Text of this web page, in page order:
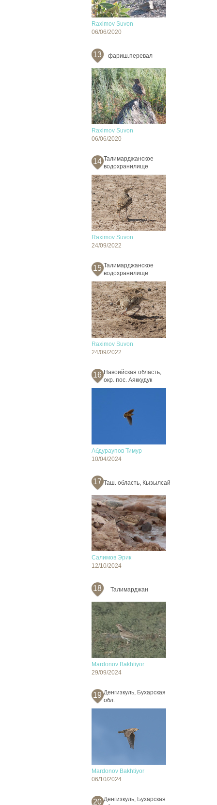
Raximov Suvon
06/06/2020
13 фариш.перевал
Raximov Suvon
06/06/2020
14 Талимарджанское
водохранилище
Raximov Suvon
24/09/2022
15 Талимарджанское
водохранилище
Raximov Suvon
24/09/2022
16 Навоийская область,
окр. пос. Аяккудук
Абдураупов Тимур
10/04/2024
17 Таш. область, Кызылсай
Салимов Эрик
12/10/2024
18 Талимарджан
Mardonov Bakhtiyor
29/09/2024
19 Денгизкуль, Бухарская
обл.
Mardonov Bakhtiyor
06/10/2024
20 Денгизкуль, Бухарская